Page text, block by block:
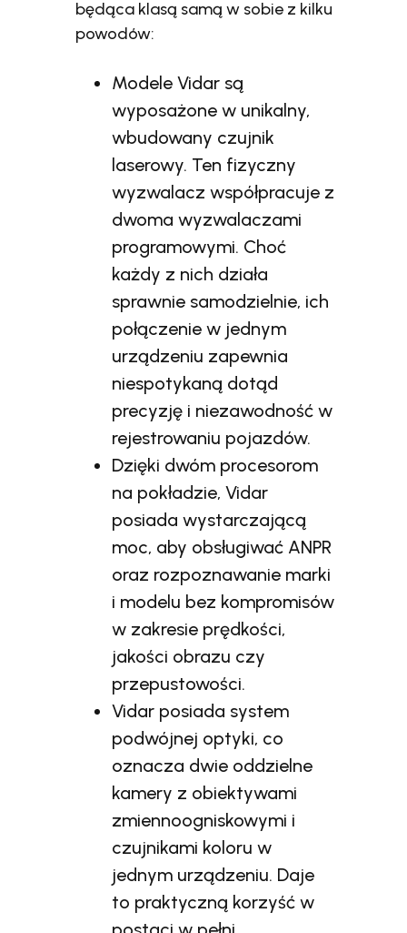
będąca klasą samą w sobie z kilku
powodów:
Modele Vidar są
wyposażone w unikalny,
wbudowany czujnik
laserowy. Ten fizyczny
wyzwalacz współpracuje z
dwoma wyzwalaczami
programowymi. Choć
każdy z nich działa
sprawnie samodzielnie, ich
połączenie w jednym
urządzeniu zapewnia
niespotykaną dotąd
precyzję i niezawodność w
rejestrowaniu pojazdów.
Dzięki dwóm procesorom
na pokładzie, Vidar
posiada wystarczającą
moc, aby obsługiwać ANPR
oraz rozpoznawanie marki
i modelu bez kompromisów
w zakresie prędkości,
jakości obrazu czy
przepustowości.
Vidar posiada system
podwójnej optyki, co
oznacza dwie oddzielne
kamery z obiektywami
zmiennoogniskowymi i
czujnikami koloru w
jednym urządzeniu. Daje
to praktyczną korzyść w